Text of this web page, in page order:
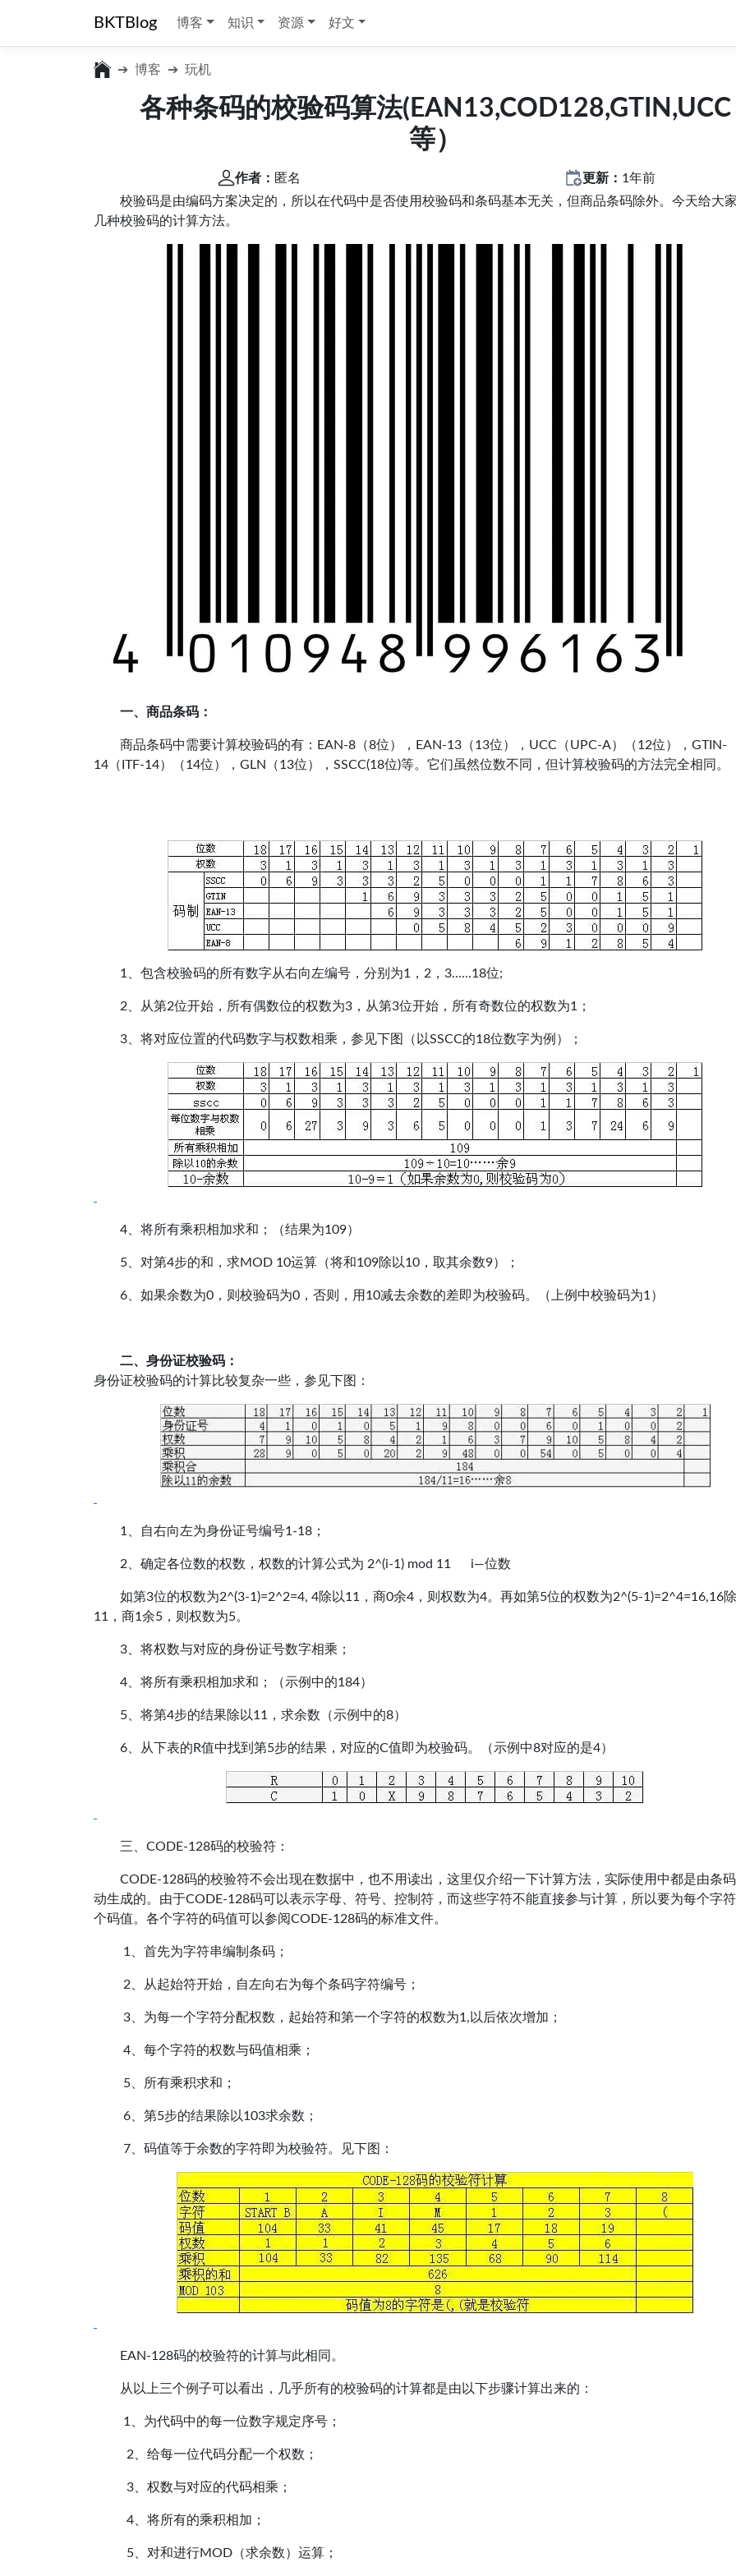
BKTBlog 博客 知识 资源 好文
博客 玩机
各种条码的校验码算法(EAN13,COD128,GTIN,UCC
等）
作者： 匿名 更新： 1年前
校验码是由编码方案决定的，所以在代码中是否使用校验码和条码基本无关，但商品条码除外。今天给大
几种校验码的计算方法。
一、商品条码：
商品条码中需要计算校验码的有：EAN-8（8位），EAN-13（13位），UCC（UPC-A）（12位），GTIN-
14（ITF-14）（14位），GLN（13位），SSCC(18位)等。它们虽然位数不同，但计算校验码的方法完全相同。
1、包含校验码的所有数字从右向左编号，分别为1，2，3......18位;
2、从第2位开始，所有偶数位的权数为3，从第3位开始，所有奇数位的权数为1；
3、将对应位置的代码数字与权数相乘，参见下图（以SSCC的18位数字为例）；
4、将所有乘积相加求和；（结果为109）
5、对第4步的和，求MOD 10运算（将和109除以10，取其余数9）；
6、如果余数为0，则校验码为0，否则，用10减去余数的差即为校验码。（上例中校验码为1）
二、身份证校验码：
身份证校验码的计算比较复杂一些，参见下图：
1、自右向左为身份证号编号1-18；
2、确定各位数的权数，权数的计算公式为 2^(i-1) mod 11 i—位数
如第3位的权数为2^(3-1)=2^2=4, 4除以11，商0余4，则权数为4。再如第5位的权数为2^(5-1)=2^4=16,16
11，商1余5，则权数为5。
3、将权数与对应的身份证号数字相乘；
4、将所有乘积相加求和；（示例中的184）
5、将第4步的结果除以11，求余数（示例中的8）
6、从下表的R值中找到第5步的结果，对应的C值即为校验码。（示例中8对应的是4）
三、CODE-128码的校验符：
CODE-128码的校验符不会出现在数据中，也不用读出，这里仅介绍一下计算方法，实际使用中都是由条
动生成的。由于CODE-128码可以表示字母、符号、控制符，而这些字符不能直接参与计算，所以要为每个字
个码值。各个字符的码值可以参阅CODE-128码的标准文件。
1、首先为字符串编制条码；
2、从起始符开始，自左向右为每个条码字符编号；
3、为每一个字符分配权数，起始符和第一个字符的权数为1,以后依次增加；
4、每个字符的权数与码值相乘；
5、所有乘积求和；
6、第5步的结果除以103求余数；
7、码值等于余数的字符即为校验符。见下图：
EAN-128码的校验符的计算与此相同。
从以上三个例子可以看出，几乎所有的校验码的计算都是由以下步骤计算出来的：
1、为代码中的每一位数字规定序号；
2、给每一位代码分配一个权数；
3、权数与对应的代码相乘；
4、将所有的乘积相加；
5、对和进行MOD（求余数）运算；